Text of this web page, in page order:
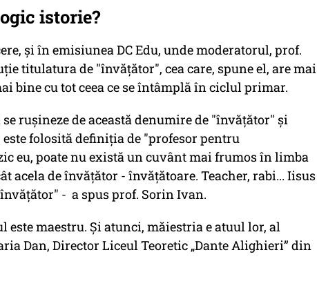
istorie?
și în emisiunea DC Edu, unde moderatorul, prof.
titulatura de "învățător", cea care, spune el, are mai
bine cu tot ceea ce se întâmplă în ciclul primar.
rușineze de această denumire de "învățător" și
folosită definiția de "profesor pentru
eu, poate nu există un cuvânt mai frumos în limba
acela de învățător - învățătoare. Teacher, rabi... Iisus
- a spus prof. Sorin Ivan.
maestru. Și atunci, măiestria e atuul lor, al
Dan, Director Liceul Teoretic „Dante Alighieri” din